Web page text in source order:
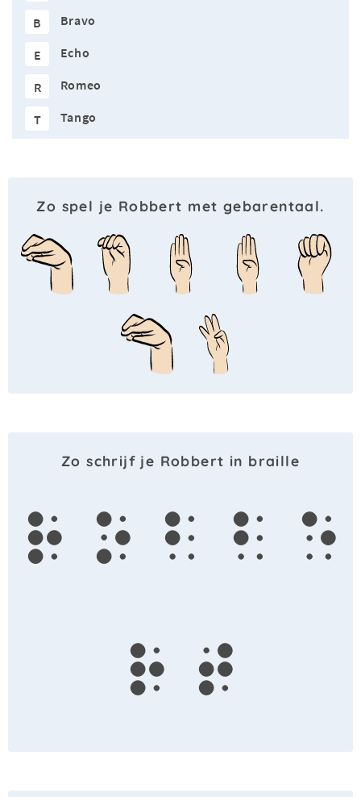
B Bravo
E Echo
R Romeo
T Tango
Zo spel je Robbert met gebarentaal.
Zo schrijf je Robbert in braille
r o b b e
r t